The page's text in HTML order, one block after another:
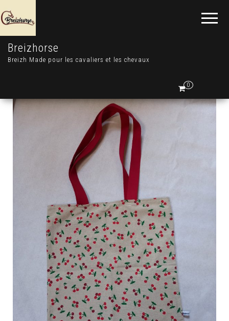
Breizhorse
Breizh Made pour les cavaliers et les chevaux
0